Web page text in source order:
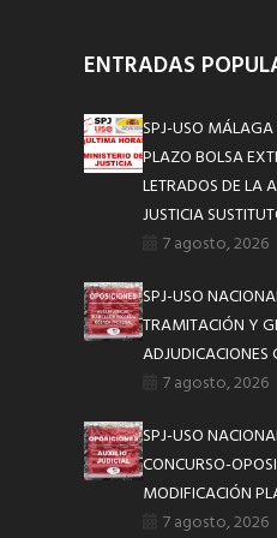
ENTRADAS
SPJ-USO
PLAZO BOLSA
LETRADOS DE LA
JUSTICIA
7 agosto, 2026
SPJ-USO
TRAMITACIÓN Y
ADJUDICACIONES
7 agosto, 2026
SPJ-USO
CONCURSO-
MODIFICACIÓN
7 agosto, 2026